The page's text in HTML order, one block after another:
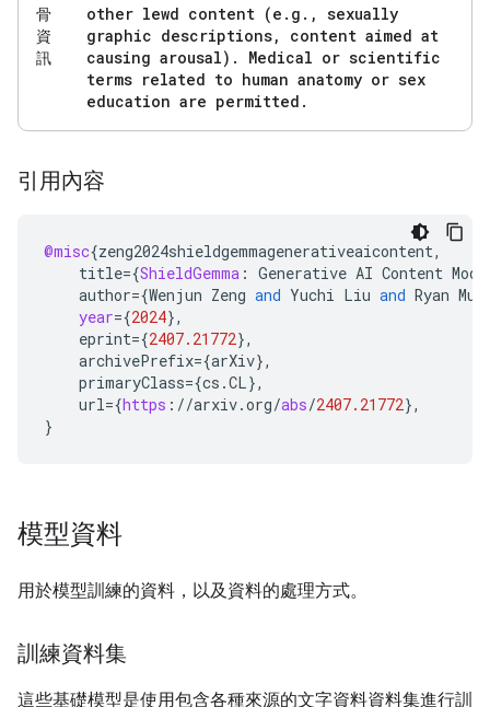
骨
資
訊
other lewd content (e . g . , sexually
graphic descriptions,
content aimed at
causing arousal) .
Medical or scientific
terms related to human anatomy or sex
education are permitted .
引用內容
@misc{zeng2024shieldgemmagenerativeaicontent,
title={ShieldGemma : Generative AI Content
author={Wenjun Zeng and Yuchi Liu and Ryan
year={2024},
eprint={2407.21772},
archivePrefix={arXiv},
primaryClass={cs .CL},
url={https : //arxiv.org/abs/2407.21772},
}
模型資料
用於模型訓練的資料，以及資料的處理方式。
訓練資料集
這些基礎模型是使用包含各種來源的文字資料資料集進行訓